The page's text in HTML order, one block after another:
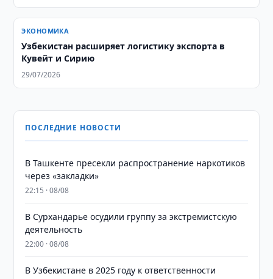
ЭКОНОМИКА
Узбекистан расширяет логистику экспорта в
Кувейт и Сирию
29/07/2026
ПОСЛЕДНИЕ НОВОСТИ
В Ташкенте пресекли распространение наркотиков
через «закладки»
22:15 · 08/08
В Сурхандарье осудили группу за экстремистскую
деятельность
22:00 · 08/08
В Узбекистане в 2025 году к ответственности